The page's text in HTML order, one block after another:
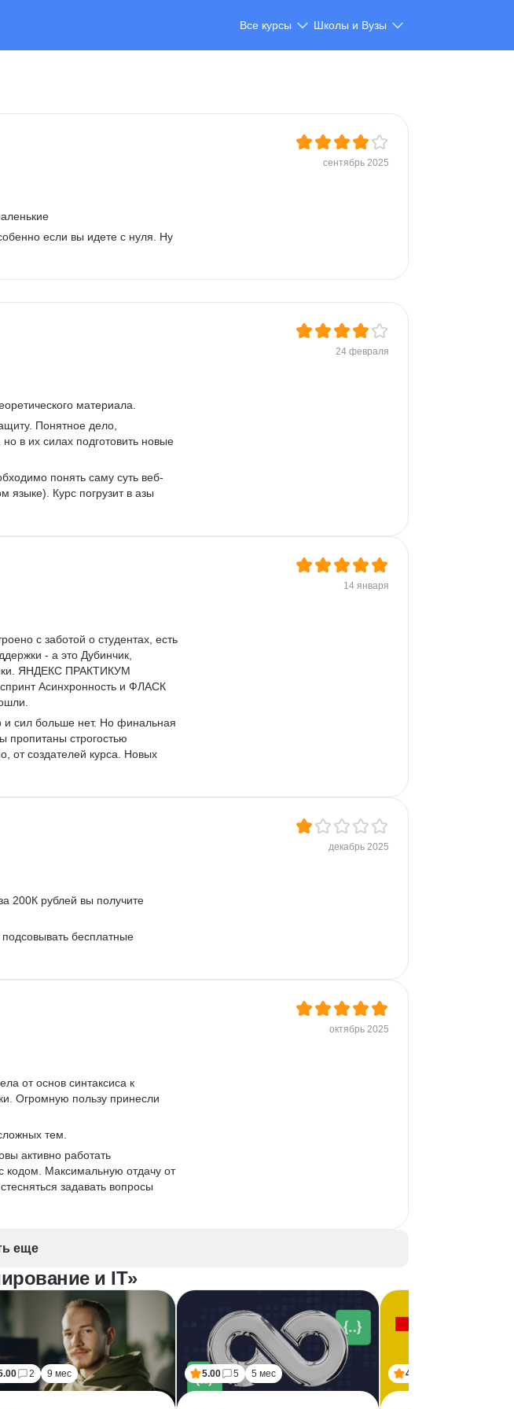
Все курсы Школы и Вузы
сентябрь 2025
если вы идете с нуля. Ну
24 февраля
материала.
Понятное дело,
в их силах подготовить новые
понять саму суть веб-
языке). Курс погрузит в азы
14 января
с заботой о студентах, есть
- а это Дубинчик,
ЯНДЕКС ПРАКТИКУМ
Асинхронность и ФЛАСК
и сил больше нет. Но финальная
пропитаны строгостью
от создателей курса. Новых
декабрь 2025
200К рублей вы получите
бесплатные
октябрь 2025
от основ синтаксиса к
Огромную пользу принесли
тем.
активно работать
кодом. Максимальную отдачу от
задавать вопросы
еще
и IT»
2 9 мес 5.00 5 5 мес 4.50